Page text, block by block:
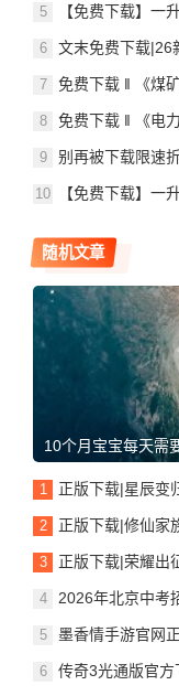
【免费下载】一升二
文末免费下载|26
免费下载 ‖ 《煤矿重大事
免费下载 ‖ 《电力重大事故隐
别再被下载限速折腾了:
【免费下载】一升二数学
随机文章
10个月宝宝每天需
正版下载|星辰变归
正版下载|修仙家族
正版下载|荣耀出
2026年北京中考招
墨香情手游官网正
传奇3光通版官方下